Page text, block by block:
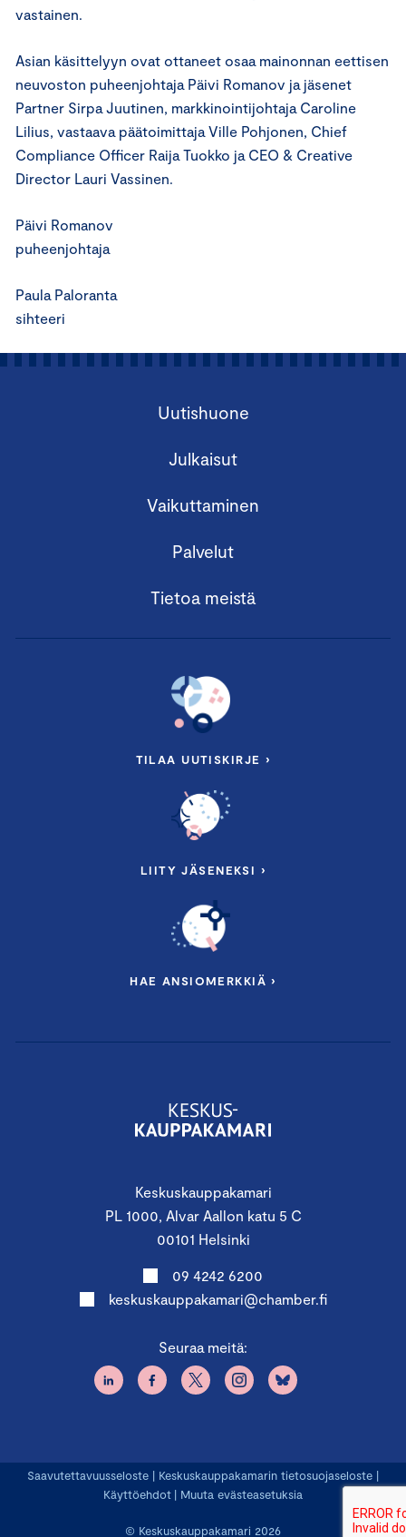
vastainen.
Asian käsittelyyn ovat ottaneet osaa mainonnan eettisen
neuvoston puheenjohtaja Päivi Romanov ja jäsenet
Partner Sirpa Juutinen, markkinointijohtaja Caroline
Lilius, vastaava päätoimittaja Ville Pohjonen, Chief
Compliance Officer Raija Tuokko ja CEO & Creative
Director Lauri Vassinen.
Päivi Romanov
puheenjohtaja
Paula Paloranta
sihteeri
Keskuskauppakamari
PL 1000, Alvar Aallon katu 5 C
00101 Helsinki
09 4242 6200
keskuskauppakamari@chamber.fi
Seuraa meitä:
Uutishuone
Julkaisut
Vaikuttaminen
Palvelut
Tietoa meistä
TILAA UUTISKIRJE ›
LIITY JÄSENEKSI ›
HAE ANSIOMERKKIÄ ›
© Keskuskauppakamari 2026
Saavutettavuusseloste | Keskuskauppakamarin tietosuojaseloste |
Käyttöehdot | Muuta evästeasetuksia